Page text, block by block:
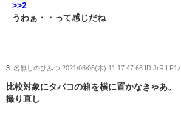
>>2
うわぁ・・って感じだね
3: 名無しのひみつ 2021/08/05(木) 11:17:47.66 ID:JrRILF1z
比較対象にタバコの箱を横に置かなきゃあ。
撮り直し